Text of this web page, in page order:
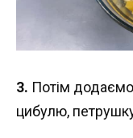
3. Потім додаємо
цибулю, петрушку